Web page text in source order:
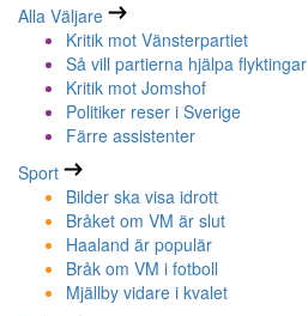
Alla Väljare
Kritik mot Vänsterpartiet
Så vill partierna hjälpa flyktingar
Kritik mot Jomshof
Politiker reser i Sverige
Färre assistenter
Sport
Bilder ska visa idrott
Bråket om VM är slut
Haaland är populär
Bråk om VM i fotboll
Mjällby vidare i kvalet